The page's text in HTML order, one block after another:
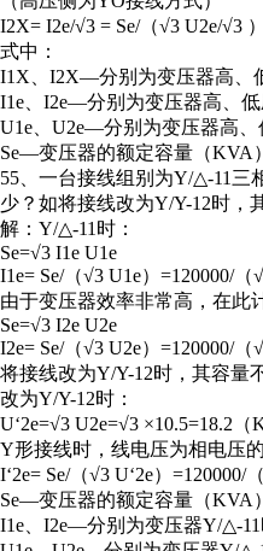
I2X= I2e/√3 = Se/（√3 U2e/√3
式中：
I1X、I2X—分别为变压器高、
I1e、I2e—分别为变压器高、低
U1e、U2e—分别为变压器高、
Se—变压器的额定容量（KVA）
55、一台接线组别为Y/△-11三
少？如将接线改为Y/Y-12时，
解：Y/△-11时：
Se=√3 I1e U1e
I1e= Se/（√3 U1e）=120000/（
由于变压器效率非常高，在此
Se=√3 I2e U2e
I2e= Se/（√3 U2e）=120000/（
将接线改为Y/Y-12时，其容量
改为Y/Y-12时：
U‘2e=√3 U2e=√3 ×10.5=18.2（
Y形接线时，线电压为相电压
I‘2e= Se/（√3 U‘2e）=120000/
Se—变压器的额定容量（KVA）
I1e、I2e—分别为变压器Y/△-